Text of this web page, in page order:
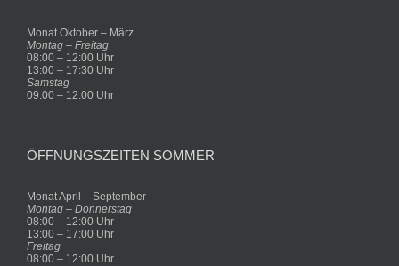
Monat Oktober – März
Montag – Freitag
08:00 – 12:00 Uhr
13:00 – 17:30 Uhr
Samstag
09:00 – 12:00 Uhr
ÖFFNUNGSZEITEN SOMMER
Monat April – September
Montag – Donnerstag
08:00 – 12:00 Uhr
13:00 – 17:00 Uhr
Freitag
08:00 – 12:00 Uhr